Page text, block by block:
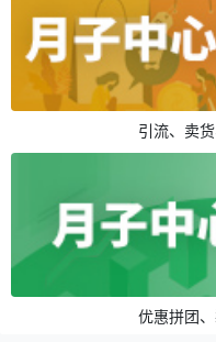
引流、卖
优惠拼团